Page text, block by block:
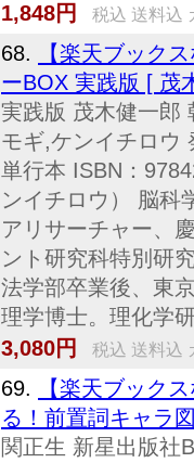
1,848円
税込 送料込
68.
【楽天ブック
ーBOX 実践版 [ 茂
実践版 茂木健一郎
モギ,ケンイチロウ
単行本 ISBN：
ンイチロウ） 脳科
アリサーチャー、
ント研究科特別研
法学部卒業後、東
理学博士。理化学
3,080円
税込 送料込
69.
【楽天ブック
る！前置詞キャラ
関正生 新星出版社